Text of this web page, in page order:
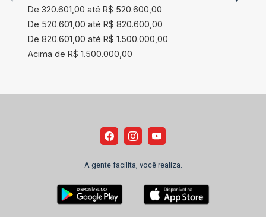
De 320.601,00 até R$ 520.600,00
De 520.601,00 até R$ 820.600,00
De 820.601,00 até R$ 1.500.000,00
Acima de R$ 1.500.000,00
A gente facilita, você realiza.